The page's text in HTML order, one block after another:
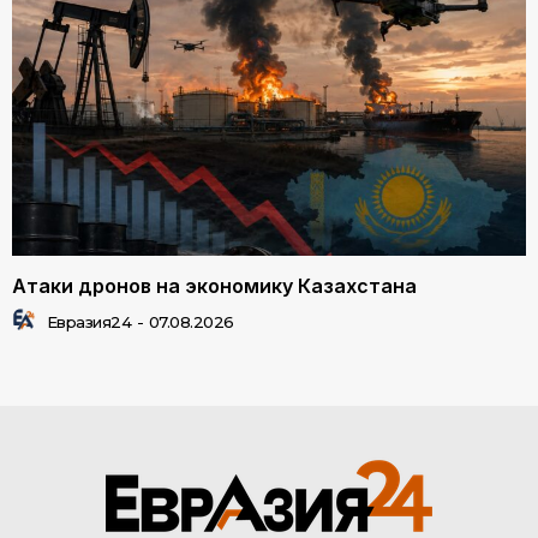
Атаки дронов на экономику Казахстана
Евразия24 - 07.08.2026